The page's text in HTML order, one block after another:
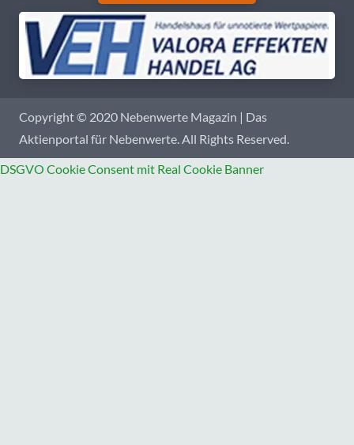
Copyright © 2020 Nebenwerte Magazin | Das
Aktienportal für Nebenwerte. All Rights Reserved.
DSGVO Cookie Consent mit Real Cookie Banner